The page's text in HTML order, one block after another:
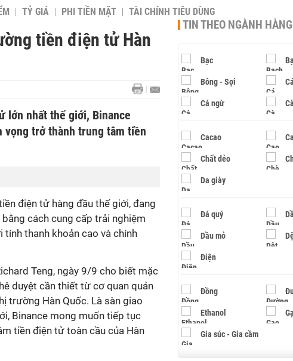
TỶ GIÁ PHI TIỀN MẶT TÀI CHÍNH TIÊU DÙNG
tiền điện tử Hàn
lớn nhất thế giới, Binance
vọng trở thành trung tâm tiền
điện tử hàng đầu thế giới, đang
cách cung cấp trải nghiệm
thanh khoản cao và chính
Teng, ngày 9/9 cho biết mặc
duyệt cần thiết từ cơ quan quản
trường Hàn Quốc. Là sàn giao
Binance mong muốn tiếp tục
tiền điện tử toàn cầu của Hàn
TIN THEO NGÀNH HÀNG
Bạc
Bông - Sợi
Cá ngừ
Cacao
Chất dẻo
Da giày
Đá quý
Dầu mỏ
Điện
Đồng
Ethanol
Gia súc - Gia cầm